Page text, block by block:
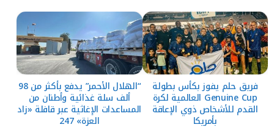
فريق حلم يفوز بكأس بطولة
Genuine Cup العالمية لكرة
القدم للأشخاص ذوي الإعاقة
بأمريكا
“الهلال الأحمر” يدفع بأكثر من 98
ألف سلة غذائية وأطنان من
المساعدات الإغاثية عبر قافلة «زاد
العزة» 247